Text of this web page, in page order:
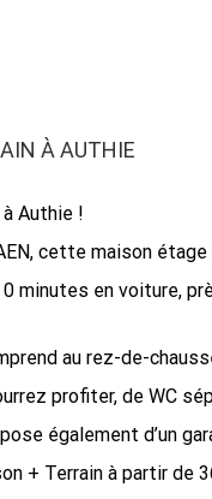
À AUTHIE
Authie !
cette maison étage
0 minutes en voiture,
au rez-de-
profiter, de WC
également d’un
+ Terrain à partir de